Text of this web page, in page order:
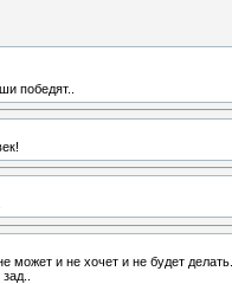
победят..
может и не хочет и не будет делать.